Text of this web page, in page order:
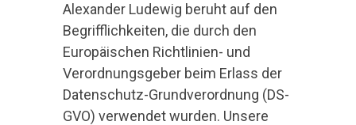
Alexander Ludewig beruht auf den
Begrifflichkeiten, die durch den
Europäischen Richtlinien- und
Verordnungsgeber beim Erlass der
Datenschutz-Grundverordnung (DS-
GVO) verwendet wurden. Unsere